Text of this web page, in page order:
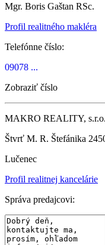
Mgr. Boris Gaštan RSc.
Profil realitného makléra
Telefónne číslo:
09078 ...
Zobraziť číslo
MAKRO REALITY, s.r.o.
Štvrť M. R. Štefánika
Lučenec
Profil realitnej kancelárie
Správa predajcovi: